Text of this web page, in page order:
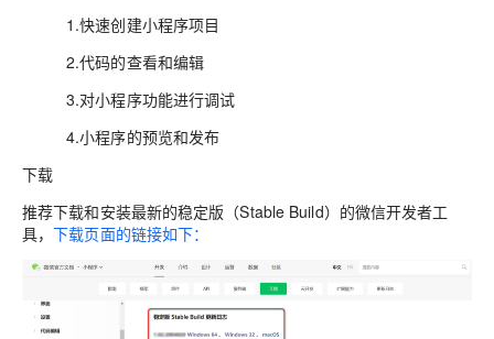
1.快速创建小程序项目
2.代码的查看和编辑
3.对小程序功能进行调试
4.小程序的预览和发布
下载
推荐下载和安装最新的稳定版（Stable Build）的微信开发者工
具，下载页面的链接如下：